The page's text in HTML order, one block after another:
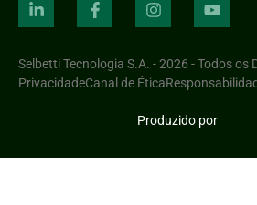
Selbetti Tecnologia S.A. - 2026 - Todos os
PrivacidadeCanal de Ética
Produzido por